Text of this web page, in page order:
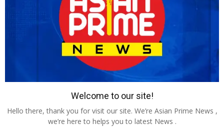
Welcome to our site!
Hello there, thank you for visit our site. We’re Asian Prime News ,
we’re here to helps you to latest News .